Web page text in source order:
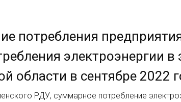
потребления
области в сентябре 2022
РДУ, суммарное потребление